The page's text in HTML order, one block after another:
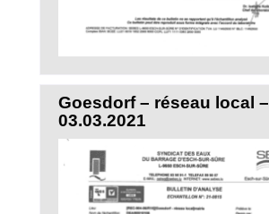
Goesdorf – réseau local –
03.03.2021